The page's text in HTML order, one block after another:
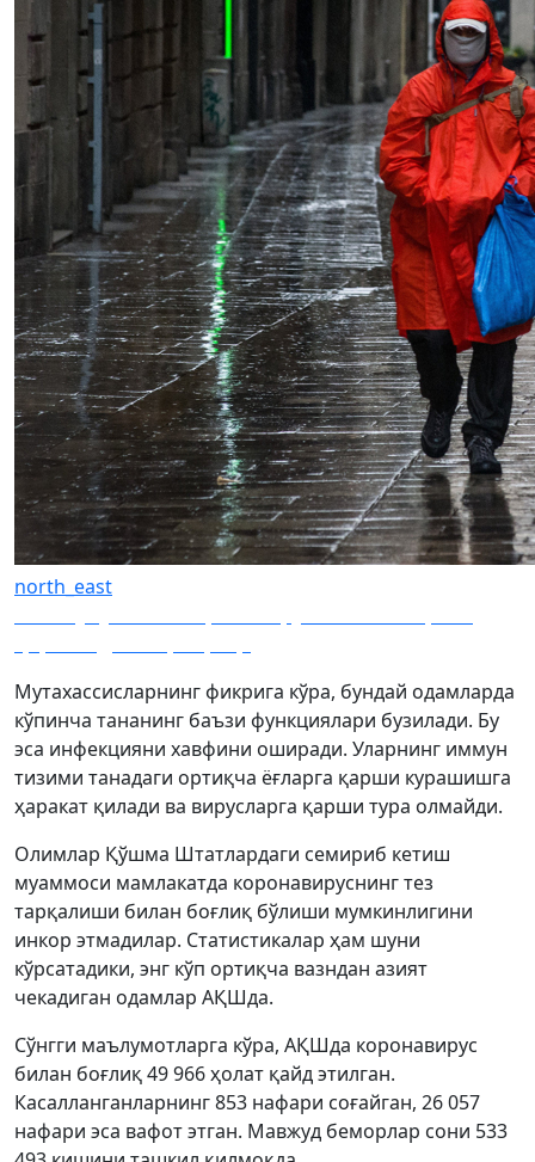
north_east
Мутахассисларнинг фикрига кўра, бундай одамларда
кўпинча тананинг баъзи функциялари бузилади. Бу
эса инфекцияни хавфини оширади. Уларнинг иммун
тизими танадаги ортиқча ёғларга қарши курашишга
ҳаракат қилади ва вирусларга қарши тура олмайди.
Олимлар Қўшма Штатлардаги семириб кетиш
муаммоси мамлакатда коронавируснинг тез
тарқалиши билан боғлиқ бўлиши мумкинлигини
инкор этмадилар. Статистикалар ҳам шуни
кўрсатадики, энг кўп ортиқча вазндан азият
чекадиган одамлар АҚШда.
Сўнгги маълумотларга кўра, АҚШда коронавирус
билан боғлиқ 49 966 ҳолат қайд этилган.
Касалланганларнинг 853 нафари соғайган, 26 057
нафари эса вафот этган. Мавжуд беморлар сони 533